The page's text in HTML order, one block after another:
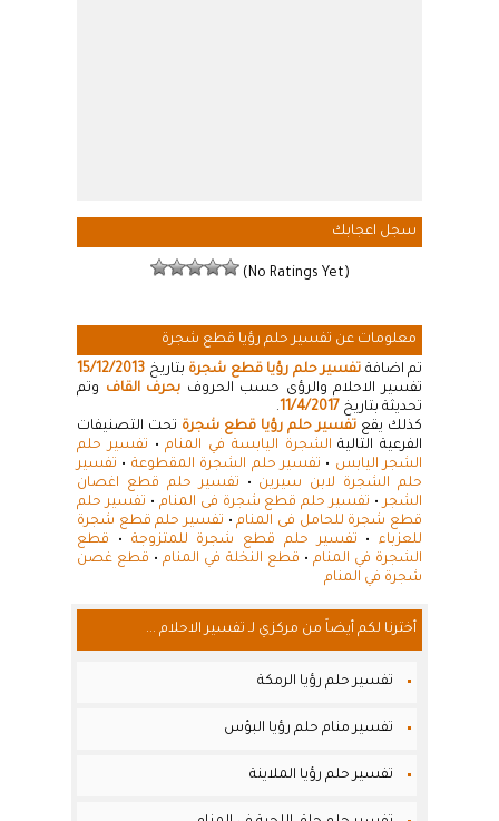
سجل اعجابك
(No Ratings Yet)
معلومات عن تفسير حلم رؤيا قطع شجرة
تم اضافة تفسير حلم رؤيا قطع شجرة بتاريخ 15/12/2013
تفسير الاحلام والرؤى حسب الحروف بحرف القاف وتم
تحديثة بتاريخ 11/4/2017
.
كذلك يقع تفسير حلم رؤيا قطع شجرة تحت التصنيفات
الفرعية التالية الشجرة اليابسة في المنام• تفسير حلم
الشجر اليابس • تفسير حلم الشجرة المقطوعة • تفسير
حلم الشجرة لابن سيرين • تفسير حلم قطع اغصان
الشجر• تفسير حلم قطع شجرة فى المنام • تفسير حلم
قطع شجرة للحامل فى المنام• تفسير حلم قطع شجرة
للعزباء • تفسير حلم قطع شجرة للمتزوجة • قطع
الشجرة في المنام • قطع النخلة في المنام• قطع غصن
شجرة في المنام
أخترنا لكم أيضاً من مركزي لـ تفسير الاحلام ...
تفسير حلم رؤيا الرمكة
تفسير منام حلم رؤيا البؤس
تفسير حلم رؤيا الملاينة